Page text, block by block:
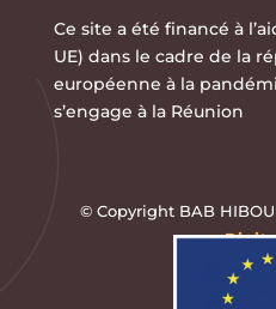
Ce site a été financé à
UE) dans le cadre de la
européenne à la
s’engage à la Réunion
© Copyright BAB